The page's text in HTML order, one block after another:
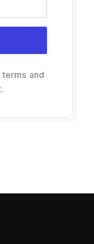
and